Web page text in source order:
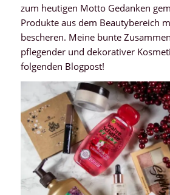
zum heutigen Motto Gedanken
Produkte aus dem Beautybereich
bescheren. Meine bunte
pflegender und dekorativer
folgenden Blogpost!